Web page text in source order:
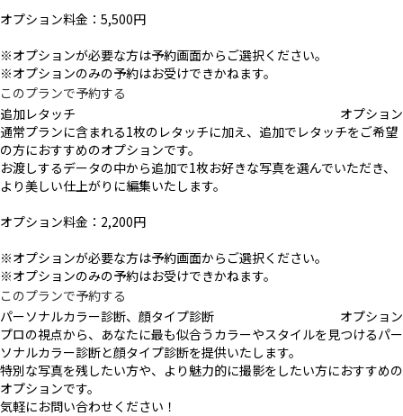
オプション料金：5,500円
※オプションが必要な方は予約画面からご選択ください。
※オプションのみの予約はお受けできかねます。
このプランで予約する
追加レタッチ
オプション
通常プランに含まれる1枚のレタッチに加え、追加でレタッチをご希望
の方におすすめのオプションです。
お渡しするデータの中から追加で1枚お好きな写真を選んでいただき、
より美しい仕上がりに編集いたします。
オプション料金：2,200円
※オプションが必要な方は予約画面からご選択ください。
※オプションのみの予約はお受けできかねます。
このプランで予約する
パーソナルカラー診断、顔タイプ診断
オプション
プロの視点から、あなたに最も似合うカラーやスタイルを見つけるパー
ソナルカラー診断と顔タイプ診断を提供いたします。
特別な写真を残したい方や、より魅力的に撮影をしたい方におすすめの
オプションです。
気軽にお問い合わせください！